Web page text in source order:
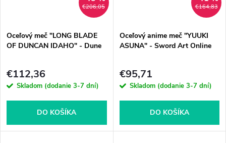
€206,05
Oceľový meč "LONG BLADE
OF DUNCAN IDAHO" - Dune
€112,36
Skladom (dodanie 3-7 dní)
DO KOŠÍKA
€164,83
Oceľový anime meč "YUUKI
ASUNA" - Sword Art Online
€95,71
Skladom (dodanie 3-7 dní)
DO KOŠÍKA